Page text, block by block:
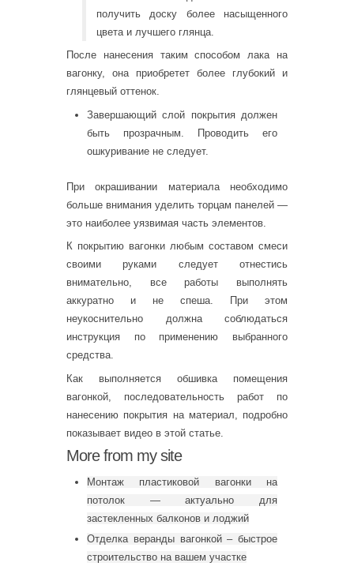
получить доску более насыщенного
цвета и лучшего глянца.
После нанесения таким способом лака на
вагонку, она приобретет более глубокий и
глянцевый оттенок.
Завершающий слой покрытия должен
быть прозрачным. Проводить его
ошкуривание не следует.
При окрашивании материала необходимо
больше внимания уделить торцам панелей —
это наиболее уязвимая часть элементов.
К покрытию вагонки любым составом смеси
своими руками следует отнестись
внимательно, все работы выполнять
аккуратно и не спеша. При этом
неукоснительно должна соблюдаться
инструкция по применению выбранного
средства.
Как выполняется обшивка помещения
вагонкой, последовательность работ по
нанесению покрытия на материал, подробно
показывает видео в этой статье.
More from my site
Монтаж пластиковой вагонки на
потолок — актуально для
застекленных балконов и лоджий
Отделка веранды вагонкой – быстрое
строительство на вашем участке